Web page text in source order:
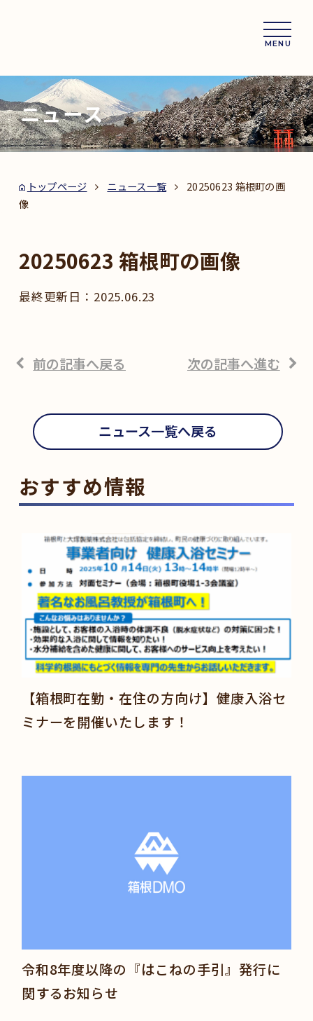
MENU
ニュース
トップページ ニュース一覧
20250623 箱根町の画
像
20250623 箱根町の画像
2025.06.23
前の記事へ戻る 次の記事へ進む
ニュース一覧へ戻る
おすすめ情報
【箱根町在勤・在住の方向け】健康入浴セ
ミナーを開催いたします！
令和8年度以降の『はこねの手引』発行に
関するお知らせ